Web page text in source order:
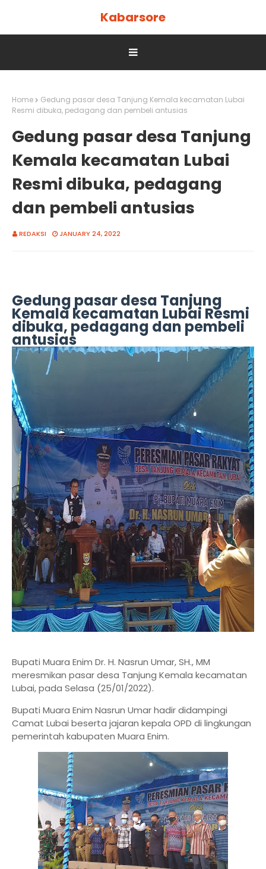
Kabarsore
Home
Gedung pasar desa Tanjung Kemala kecamatan Lubai
Resmi dibuka, pedagang dan pembeli antusias
Gedung pasar desa Tanjung
Kemala kecamatan Lubai
Resmi dibuka, pedagang
dan pembeli antusias
REDAKSI JANUARY 24, 2022
Gedung pasar desa Tanjung
Kemala kecamatan Lubai Resmi
dibuka, pedagang dan pembeli
antusias
Bupati Muara Enim Dr. H. Nasrun Umar, SH., MM
meresmikan pasar desa Tanjung Kemala kecamatan
Lubai, pada Selasa (25/01/2022).
Bupati Muara Enim Nasrun Umar hadir didampingi
Camat Lubai beserta jajaran kepala OPD di lingkungan
pemerintah kabupaten Muara Enim.